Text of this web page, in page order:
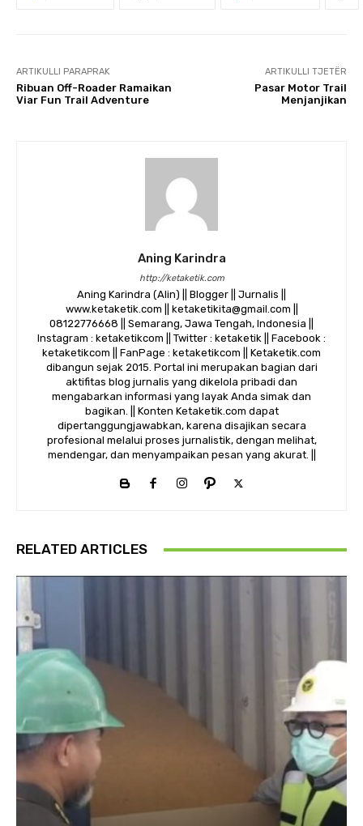
ARTIKULLI PARAPRAK
Ribuan Off-Roader Ramaikan
Viar Fun Trail Adventure
ARTIKULLI TJETËR
Pasar Motor Trail
Menjanjikan
Aning Karindra
http://ketaketik.com
Aning Karindra (Alin) || Blogger || Jurnalis ||
www.ketaketik.com || ketaketikita@gmail.com ||
08122776668 || Semarang, Jawa Tengah, Indonesia ||
Instagram : ketaketikcom || Twitter : ketaketik || Facebook :
ketaketikcom || FanPage : ketaketikcom || Ketaketik.com
dibangun sejak 2015. Portal ini merupakan bagian dari
aktifitas blog jurnalis yang dikelola pribadi dan
mengabarkan informasi yang layak Anda simak dan
bagikan. || Konten Ketaketik.com dapat
dipertanggungjawabkan, karena disajikan secara
profesional melalui proses jurnalistik, dengan melihat,
mendengar, dan menyampaikan pesan yang akurat. ||
RELATED ARTICLES